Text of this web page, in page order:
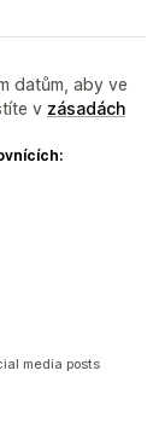
datům, aby ve
v zásadách
media posts